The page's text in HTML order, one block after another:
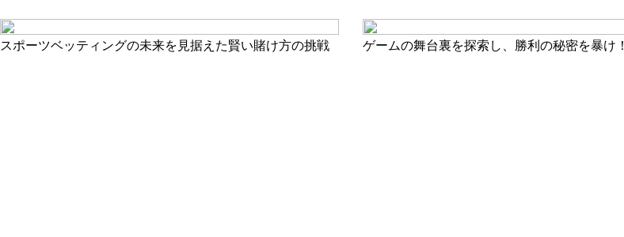
スポーツベッティングの未来を見据えた賢い賭け方の挑戦 ゲームの舞台裏を探索し、勝利の秘密を暴け！